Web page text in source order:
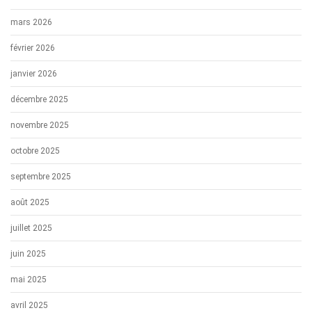
mars 2026
février 2026
janvier 2026
décembre 2025
novembre 2025
octobre 2025
septembre 2025
août 2025
juillet 2025
juin 2025
mai 2025
avril 2025